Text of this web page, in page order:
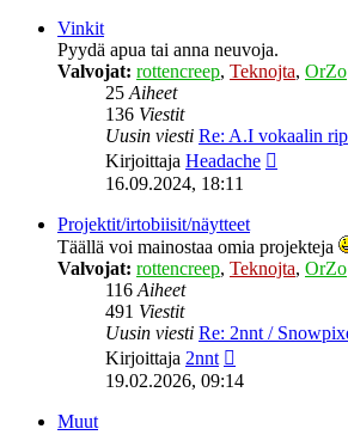
Vinkit
Pyydä apua tai anna neuvoja.
Valvojat: rottencreep, Teknojta, OrZo
25Aiheet
136 Viestit
Uusin viesti Re: A.I vokaalin
Kirjoittaja Headache
16.09.2024, 18:11
Projektit/irtobiisit/näytteet
Täällä voi mainostaa omia projekteja
Valvojat: rottencreep, Teknojta, OrZo
116Aiheet
491 Viestit
Uusin viesti Re: 2nnt /
Kirjoittaja 2nnt
uusin
19.02.2026, 09:14
Muut